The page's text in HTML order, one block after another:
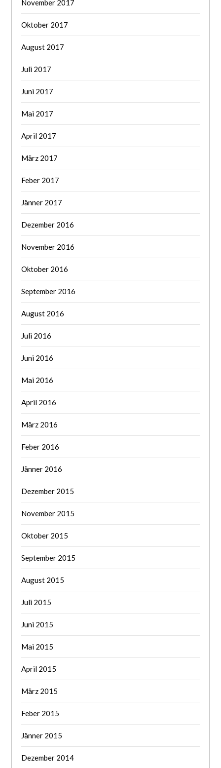
November 2017
Oktober 2017
August 2017
Juli 2017
Juni 2017
Mai 2017
April 2017
März 2017
Feber 2017
Jänner 2017
Dezember 2016
November 2016
Oktober 2016
September 2016
August 2016
Juli 2016
Juni 2016
Mai 2016
April 2016
März 2016
Feber 2016
Jänner 2016
Dezember 2015
November 2015
Oktober 2015
September 2015
August 2015
Juli 2015
Juni 2015
Mai 2015
April 2015
März 2015
Feber 2015
Jänner 2015
Dezember 2014